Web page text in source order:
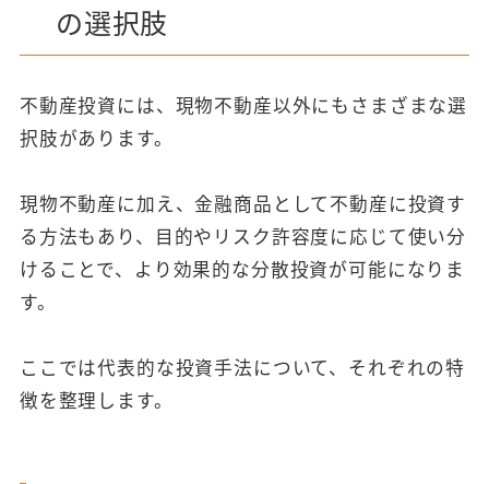
の選択肢
不動産投資には、現物不動産以外にもさまざまな選
択肢があります。
現物不動産に加え、金融商品として不動産に投資す
る方法もあり、目的やリスク許容度に応じて使い分
けることで、より効果的な分散投資が可能になりま
す。
ここでは代表的な投資手法について、それぞれの特
徴を整理します。